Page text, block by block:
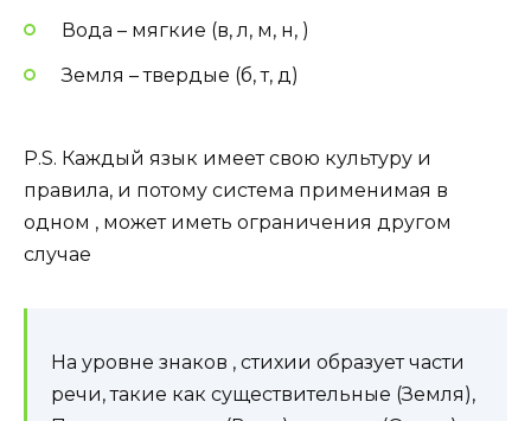
Вода – мягкие (в, л, м, н, )
Земля – твердые (б, т, д)
P.S. Каждый язык имеет свою культуру и
правила, и потому система применимая в
одном , может иметь ограничения другом
случае
На уровне знаков , стихии образует части
речи, такие как существительные (Земля),